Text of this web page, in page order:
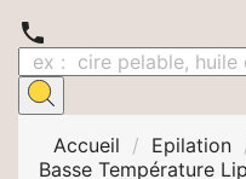

Accueil Epilation
Basse Température